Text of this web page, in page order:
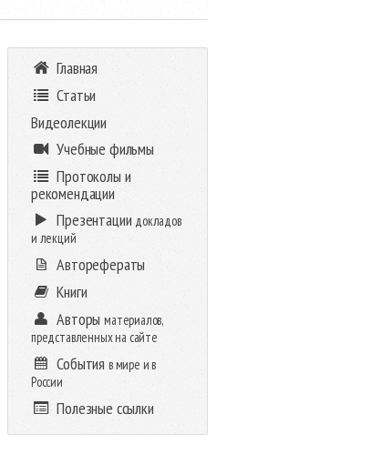
Главная
Статьи
Видеолекции
Учебные фильмы
Протоколы и
рекомендации
Презентации докладов
и лекций
Авторефераты
Книги
Авторыматериалов,
представленных на сайте
События в мире и в
России
Полезные ссылки